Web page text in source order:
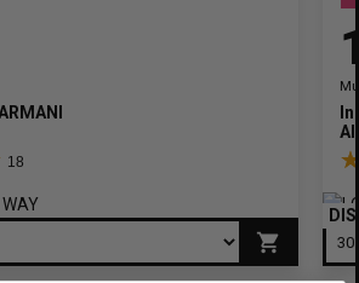
deseos ×
18
shopping_cart